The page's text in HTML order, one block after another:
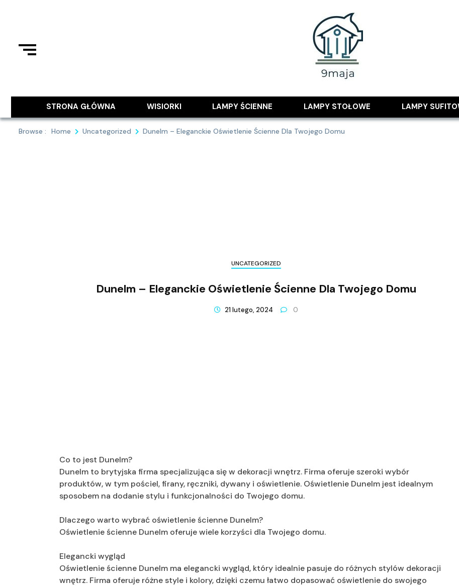
9MAJA
STRONA GŁÓWNA
WISIORKI LAMPY ŚCIENNE LAMPY STOŁOWE LAMPY
Browse : Home Uncategorized Dunelm – Eleganckie Oświetlenie Ścienne Dla Twojego Domu
UNCATEGORIZED
Dunelm – Eleganckie Oświetlenie Ścienne Dla Twojego Domu
21 lutego, 2024 0
Co to jest Dunelm?
Dunelm to brytyjska firma specjalizująca się w dekoracji wnętrz. Firma oferuje szeroki wybór
produktów, w tym pościel, firany, ręczniki, dywany i oświetlenie. Oświetlenie Dunelm jest idealnym
sposobem na dodanie stylu i funkcjonalności do Twojego domu.
Dlaczego warto wybrać oświetlenie ścienne Dunelm?
Oświetlenie ścienne Dunelm oferuje wiele korzyści dla Twojego domu.
Elegancki wygląd
Oświetlenie ścienne Dunelm ma elegancki wygląd, który idealnie pasuje do różnych stylów dekoracji
wnętrz. Firma oferuje różne style i kolory, dzięki czemu łatwo dopasować oświetlenie do swojego